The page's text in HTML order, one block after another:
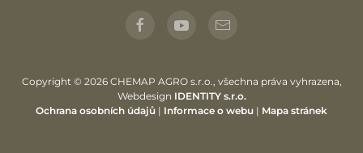
Copyright © 2026 CHEMAP AGRO s.r.o., všechna práva vyhrazena,
Webdesign IDENTITY s.r.o.
Ochrana osobních údajů | Informace o webu | Mapa stránek